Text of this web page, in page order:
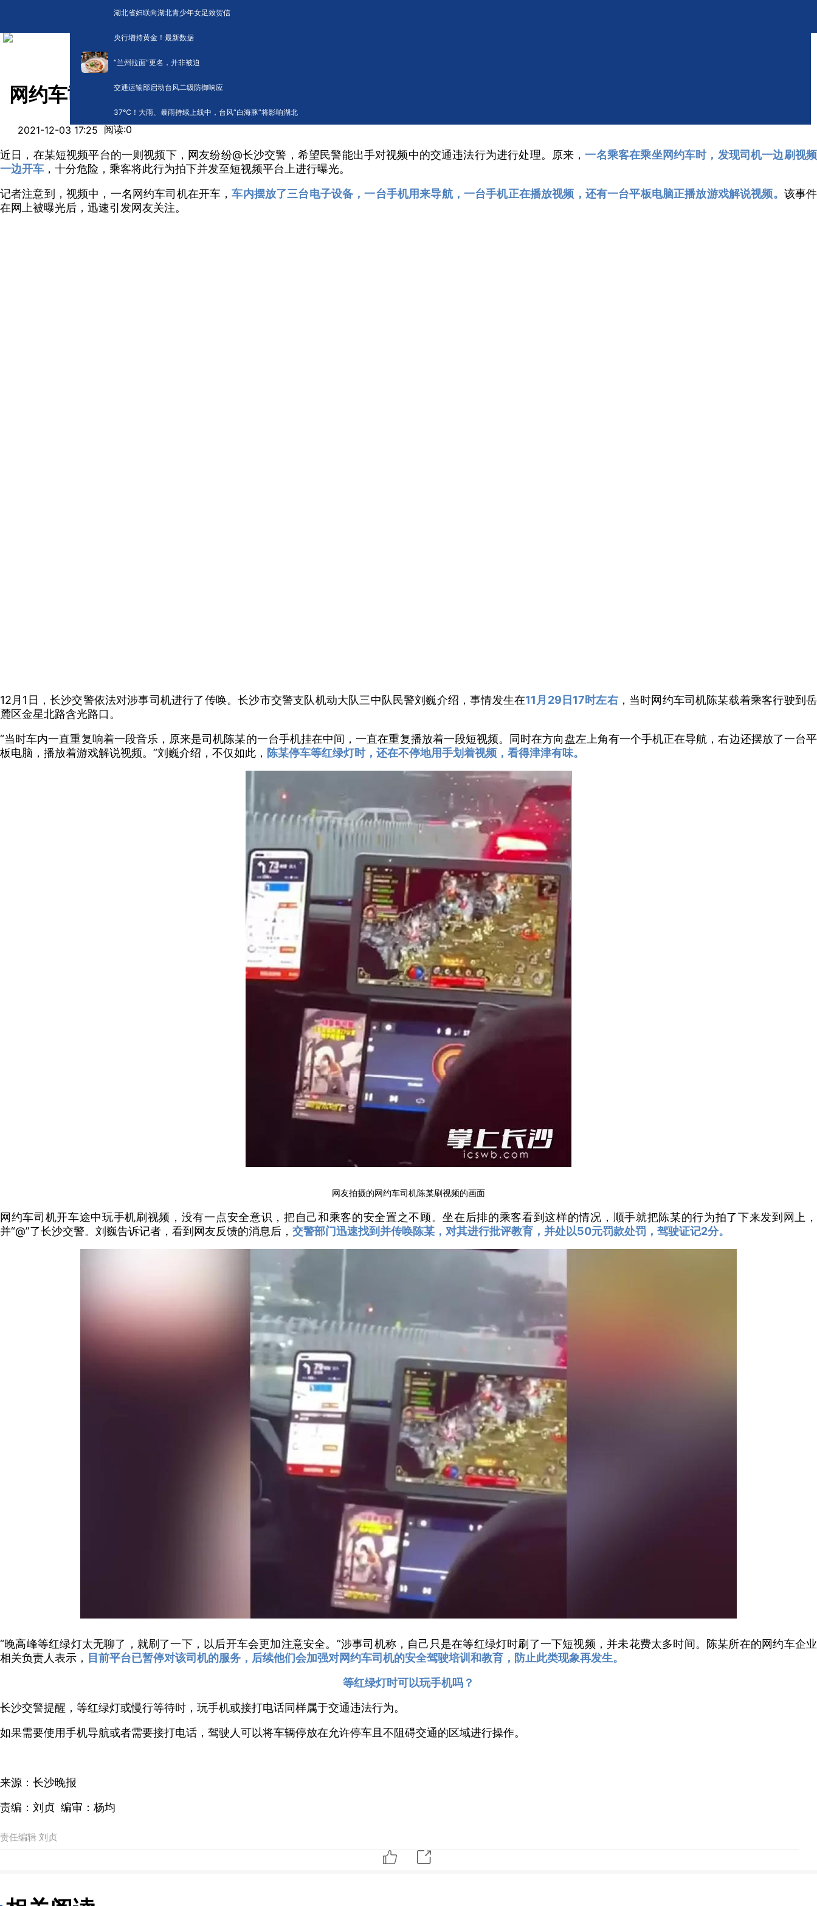
湖北省妇联向湖北青少年女足致贺信
央行增持黄金！最新数据
“兰州拉面”更名，并非被迫
交通运输部启动台风二级防御响应
​37℃！大雨、暴雨持续上线中，台风“白海豚”将影响湖北
网约车司机开车刷视频，交警出手了
2021-12-03 17:25 阅读:0
近日，在某短视频平台的一则视频下，网友纷纷@长沙交警，希望民警能出手对视频中的交通违法行为进行处理。原来，一名乘客在乘坐网约车时，发现司机一边刷视频
一边开车 ，十分危险，乘客将此行为拍下并发至短视频平台上进行曝光。
记者注意到，视频中，一名网约车司机在开车，车内摆放了三台电子设备，一台手机用来导航，一台手机正在播放视频，还有一台平板电脑正播放游戏解说视频。 该事件
在网上被曝光后，迅速引发网友关注。
12月1日，长沙交警依法对涉事司机进行了传唤。长沙市交警支队机动大队三中队民警刘巍介绍，事情发生在11月29日17时左右，当时网约车司机陈某载着乘客行驶到岳
麓区金星北路含光路口。
“当时车内一直重复响着一段音乐，原来是司机陈某的一台手机挂在中间，一直在重复播放着一段短视频。同时在方向盘左上角有一个手机正在导航，右边还摆放了一台平
板电脑，播放着游戏解说视频。”刘巍介绍，不仅如此， 陈某停车等红绿灯时，还在不停地用手划着视频，看得津津有味。
网友拍摄的网约车司机陈某刷视频的画面
网约车司机开车途中玩手机刷视频，没有一点安全意识，把自己和乘客的安全置之不顾。坐在后排的乘客看到这样的情况，顺手就把陈某的行为拍了下来发到网上，
并“@”了长沙交警。刘巍告诉记者，看到网友反馈的消息后， 交警部门迅速找到并传唤陈某，对其进行批评教育，并处以50元罚款处罚，驾驶证记2分。
“晚高峰等红绿灯太无聊了，就刷了一下，以后开车会更加注意安全。”涉事司机称，自己只是在等红绿灯时刷了一下短视频，并未花费太多时间。陈某所在的网约车企业
相关负责人表示， 目前平台已暂停对该司机的服务，后续他们会加强对网约车司机的安全驾驶培训和教育，防止此类现象再发生。
等红绿灯时可以玩手机吗？
长沙交警提醒，等红绿灯或慢行等待时，玩手机或接打电话同样属于交通违法行为。
如果需要使用手机导航或者需要接打电话，驾驶人可以将车辆停放在允许停车且不阻碍交通的区域进行操作。
来源：长沙晚报
责编：刘贞 编审：杨均
责任编辑 刘贞